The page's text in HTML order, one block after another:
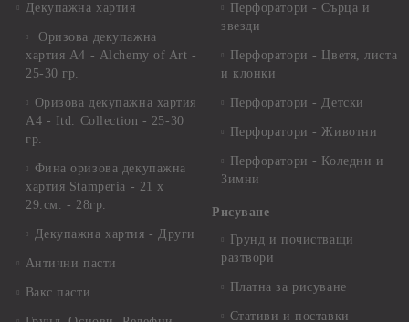
Декупажна хартия
Оризова декупажна
хартия А4 - Alchemy of Art -
25-30 гр.
Оризова декупажна хартия
А4 - Itd. Collection - 25-30
гр.
Фина оризова декупажна
хартия Stamperia - 21 х
29.см. - 28гр.
Декупажна хартия - Други
Антични пасти
Вакс пасти
Перфоратори - Сърца и
звезди
Перфоратори - Цветя, листа
и клонки
Перфоратори - Детски
Перфоратори - Животни
Перфоратори - Коледни и
Зимни
Рисуване
Грунд и почистващи
разтвори
Платна за рисуване
Стативи и поставки